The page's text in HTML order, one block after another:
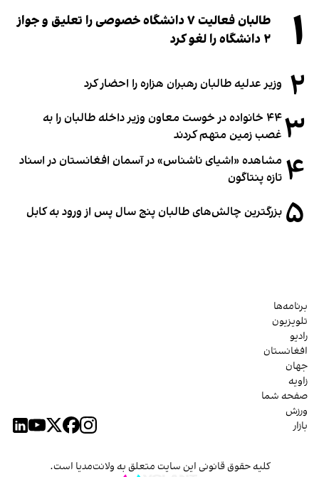
۱
طالبان فعالیت ۷ دانشگاه خصوصی را تعلیق و جواز
۲ دانشگاه را لغو کرد
۲ وزیر عدلیه طالبان رهبران هزاره را احضار کرد
۳
۴۴ خانواده در خوست معاون وزیر داخله طالبان را به
غصب زمین متهم کردند
۴ مشاهده «اشیای ناشناس» در آسمان افغانستان در اسناد
تازه پنتاگون
۵ بزرگترین چالش‌های طالبان پنج سال پس از ورود به کابل
برنامه‌ها
تلویزیون
رادیو
افغانستان
جهان
زاویه
صفحه شما
ورزش
بازار
کلیه حقوق قانونی این سایت متعلق به ولانت‌مدیا است.